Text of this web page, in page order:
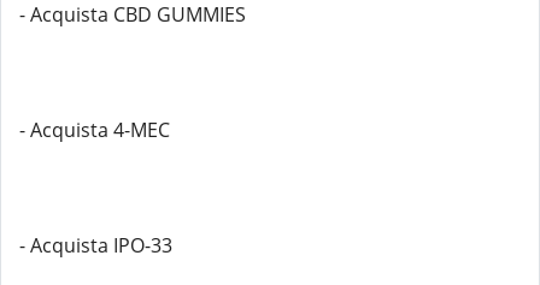
- Acquista CBD GUMMIES
- Acquista 4-MEC
- Acquista IPO-33